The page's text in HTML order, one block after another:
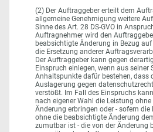
(2) Der Auftraggeber erteilt dem
allgemeine Genehmigung weitere
Sinne des Art. 28 DS-GVO in
Auftragnehmer wird den
beabsichtigte Änderung in Bezug
die Ersetzung anderer
Der Auftraggeber kann gegen
Einspruch einlegen, wenn aus seiner
Anhaltspunkte dafür bestehen, dass
Auslagerung gegen
verstößt. Im Fall des Einspruchs
nach eigener Wahl die Leistung
Änderung erbringen oder - sofern
ohne die beabsichtigte Änderung
zumutbar ist - die von der Änderung